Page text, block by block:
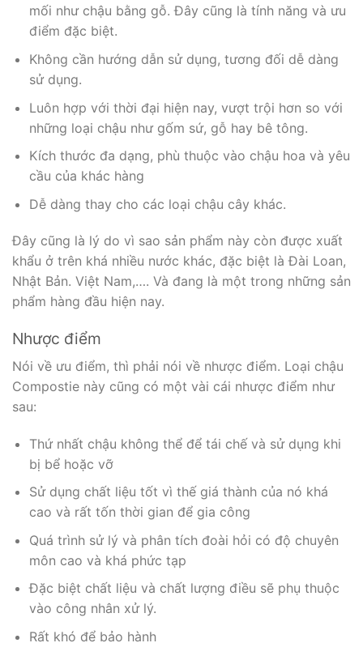
mối như chậu bằng gỗ. Đây cũng là tính năng và ưu
điểm đặc biệt.
Không cần hướng dẫn sử dụng, tương đối dễ dàng
sử dụng.
Luôn hợp với thời đại hiện nay, vượt trội hơn so với
những loại chậu như gốm sứ, gỗ hay bê tông.
Kích thước đa dạng, phù thuộc vào chậu hoa và yêu
cầu của khác hàng
Dễ dàng thay cho các loại chậu cây khác.
Đây cũng là lý do vì sao sản phẩm này còn được xuất
khẩu ở trên khá nhiều nước khác, đặc biệt là Đài Loan,
Nhật Bản. Việt Nam,…. Và đang là một trong những sản
phẩm hàng đầu hiện nay.
Nhược điểm
Nói về ưu điểm, thì phải nói về nhược điểm. Loại chậu
Compostie này cũng có một vài cái nhược điểm như
sau:
Thứ nhất chậu không thể để tái chế và sử dụng khi
bị bể hoặc vỡ
Sử dụng chất liệu tốt vì thế giá thành của nó khá
cao và rất tốn thời gian để gia công
Quá trình sử lý và phân tích đoài hỏi có độ chuyên
môn cao và khá phức tạp
Đặc biệt chất liệu và chất lượng điều sẽ phụ thuộc
vào công nhân xử lý.
Rất khó để bảo hành